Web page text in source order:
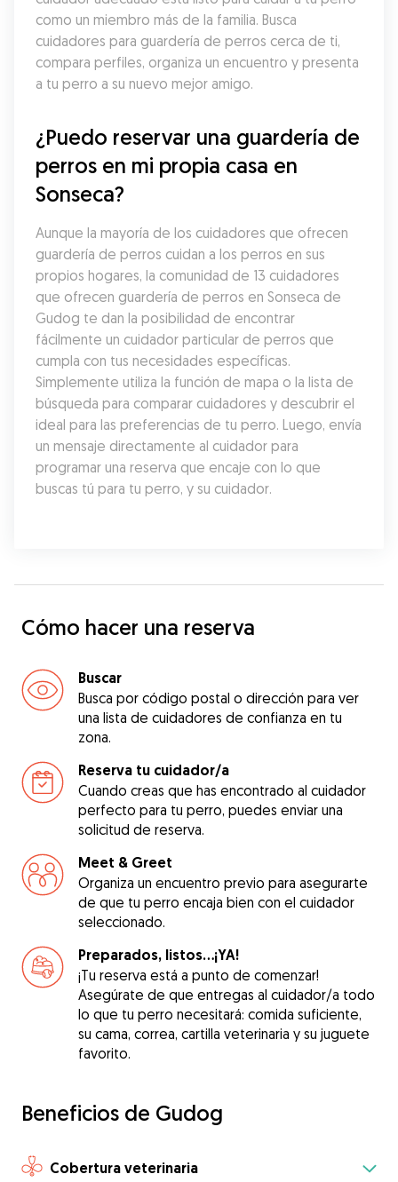
como un miembro más de la familia. Busca
cuidadores para guardería de perros cerca de ti,
compara perfiles, organiza un encuentro y presenta
a tu perro a su nuevo mejor amigo.
¿Puedo reservar una guardería de
perros en mi propia casa en
Sonseca?
Aunque la mayoría de los cuidadores que ofrecen
guardería de perros cuidan a los perros en sus
propios hogares, la comunidad de 13 cuidadores
que ofrecen guardería de perros en Sonseca de
Gudog te dan la posibilidad de encontrar
fácilmente un cuidador particular de perros que
cumpla con tus necesidades específicas.
Simplemente utiliza la función de mapa o la lista de
búsqueda para comparar cuidadores y descubrir el
ideal para las preferencias de tu perro. Luego, envía
un mensaje directamente al cuidador para
programar una reserva que encaje con lo que
buscas tú para tu perro, y su cuidador.
Cómo hacer una reserva
Buscar
Busca por código postal o dirección para ver
una lista de cuidadores de confianza en tu
zona.
Reserva tu cuidador/a
Cuando creas que has encontrado al cuidador
perfecto para tu perro, puedes enviar una
solicitud de reserva.
Meet & Greet
Organiza un encuentro previo para asegurarte
de que tu perro encaja bien con el cuidador
seleccionado.
Preparados, listos...¡YA!
¡Tu reserva está a punto de comenzar!
Asegúrate de que entregas al cuidador/a todo
lo que tu perro necesitará: comida suficiente,
su cama, correa, cartilla veterinaria y su juguete
favorito.
Beneficios de Gudog
Cobertura veterinaria